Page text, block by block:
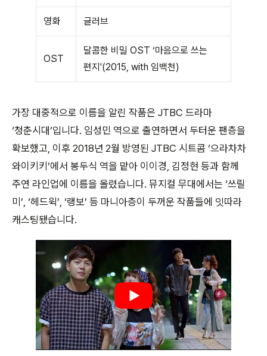
영화 글러브
OST
달콤한 비밀 OST ‘마음으로 쓰는
편지'(2015, with 임백천)
가장 대중적으로 이름을 알린 작품은 JTBC 드라마
‘청춘시대’입니다. 임성민 역으로 출연하면서 두터운 팬층을
확보했고, 이후 2018년 2월 방영된 JTBC 시트콤 ‘으라차차
와이키키’에서 봉두식 역을 맡아 이이경, 김정현 등과 함께
주연 라인업에 이름을 올렸습니다. 뮤지컬 무대에서는 ‘쓰릴
미’, ‘헤드윅’, ‘랭보’ 등 마니아층이 두꺼운 작품들에 잇따라
캐스팅됐습니다.